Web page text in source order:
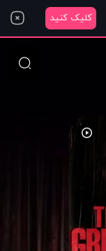
کلیک کنید